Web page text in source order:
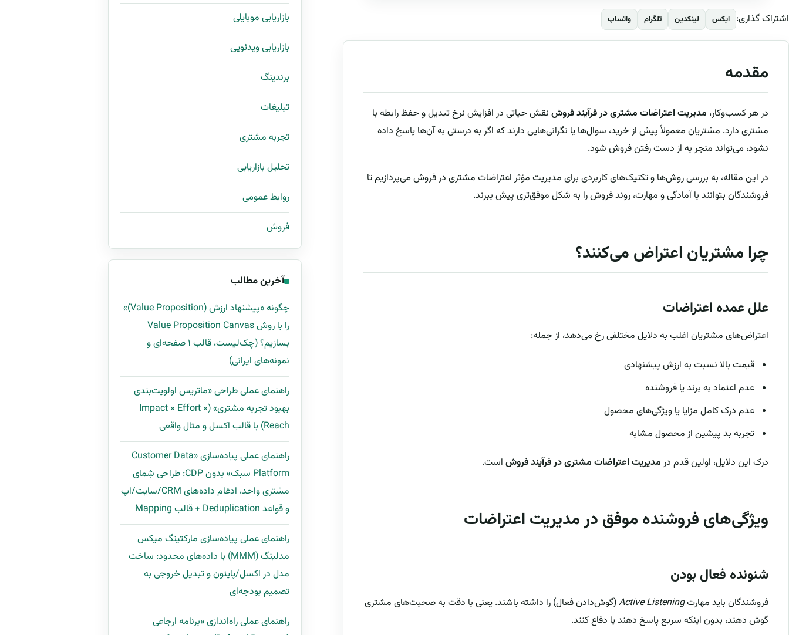
اشتراک گذاری: ایکس لینکدین تلگرام واتساپ
مقدمه
در هر کسب‌وکار، مدیریت اعتراضات مشتری در فرآیند فروش نقش حیاتی در افزایش نرخ تبدیل و حفظ رابطه با
مشتری دارد. مشتریان معمولاً پیش از خرید، سوال‌ها یا نگرانی‌هایی دارند که اگر به درستی به آن‌ها پاسخ داده
نشود، می‌تواند منجر به از دست رفتن فروش شود.
در این مقاله، به بررسی روش‌ها و تکنیک‌های کاربردی برای مدیریت مؤثر اعتراضات مشتری در فروش می‌پردازیم تا
فروشندگان بتوانند با آمادگی و مهارت، روند فروش را به شکل موفق‌تری پیش ببرند.
چرا مشتریان اعتراض می‌کنند؟
علل عمده اعتراضات
اعتراض‌های مشتریان اغلب به دلایل مختلفی رخ می‌دهد، از جمله:
قیمت بالا نسبت به ارزش پیشنهادی
عدم اعتماد به برند یا فروشنده
عدم درک کامل مزایا یا ویژگی‌های محصول
تجربه بد پیشین از محصول مشابه
درک این دلایل، اولین قدم در مدیریت اعتراضات مشتری در فرآیند فروش است.
ویژگی‌های فروشنده موفق در مدیریت اعتراضات
شنونده فعال بودن
فروشندگان باید مهارتActive Listening(گوش‌دادن فعال) را داشته باشند. یعنی با دقت به صحبت‌های مشتری
گوش دهند، بدون اینکه سریع پاسخ دهند یا دفاع کنند.
بازاریابی موبایلی
بازاریابی ویدئویی
برندینگ
تبلیغات
تجربه مشتری
تحلیل بازاریابی
روابط عمومی
فروش
آخرین مطالب
چگونه «پیشنهاد ارزش (Value Proposition)»
را با روش Value Proposition Canvas
بسازیم؟ (چک‌لیست، قالب ۱ صفحه‌ای و
نمونه‌های ایرانی)
راهنمای عملی طراحی «ماتریس اولویت‌بندی
بهبود تجربه مشتری» (Impact × Effort ×
Reach) با قالب اکسل و مثال واقعی
راهنمای عملی پیاده‌سازی «Customer Data
Platform سبک» بدون CDP: طراحی شِمای
مشتری واحد، ادغام داده‌های CRM/سایت/اپ
و قواعد Deduplication + قالب Mapping
راهنمای عملی پیاده‌سازی مارکتینگ میکس
مدلینگ (MMM) با داده‌های محدود: ساخت
مدل در اکسل/پایتون و تبدیل خروجی به
تصمیم بودجه‌ای
راهنمای عملی راه‌اندازی «برنامه ارجاعی